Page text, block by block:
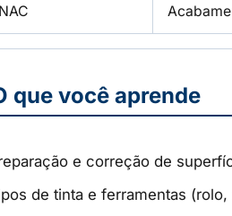
que você aprende
e correção de
de tinta e ferramentas